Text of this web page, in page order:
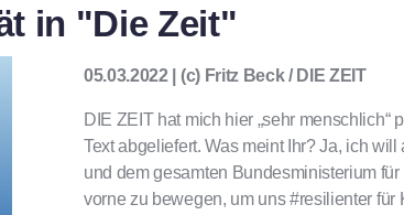
in "Die Zeit"
05.03.2022 | (c) Fritz Beck / DIE ZEIT
DIE ZEIT hat mich hier „sehr
Text abgeliefert. Was meint Ihr? Ja, ich
und dem gesamten Bundesministerium
vorne zu bewegen, um uns #resilienter